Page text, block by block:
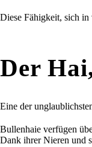
Diese Fähigkeit, sich in
Der
Eine der
Bullenhaie verfügen
Dank ihrer Nieren und